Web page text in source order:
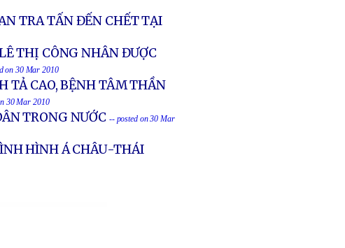
TRA TẤN ĐẾN CHẾT TẠI
THỊ CÔNG NHÂN ĐƯỢC
on 30 Mar 2010
TẢ CAO, BỆNH TÂM THẦN
30 Mar 2010
TRONG NƯỚC -- posted on 30 Mar
HÌNH Á CHÂU-THÁI